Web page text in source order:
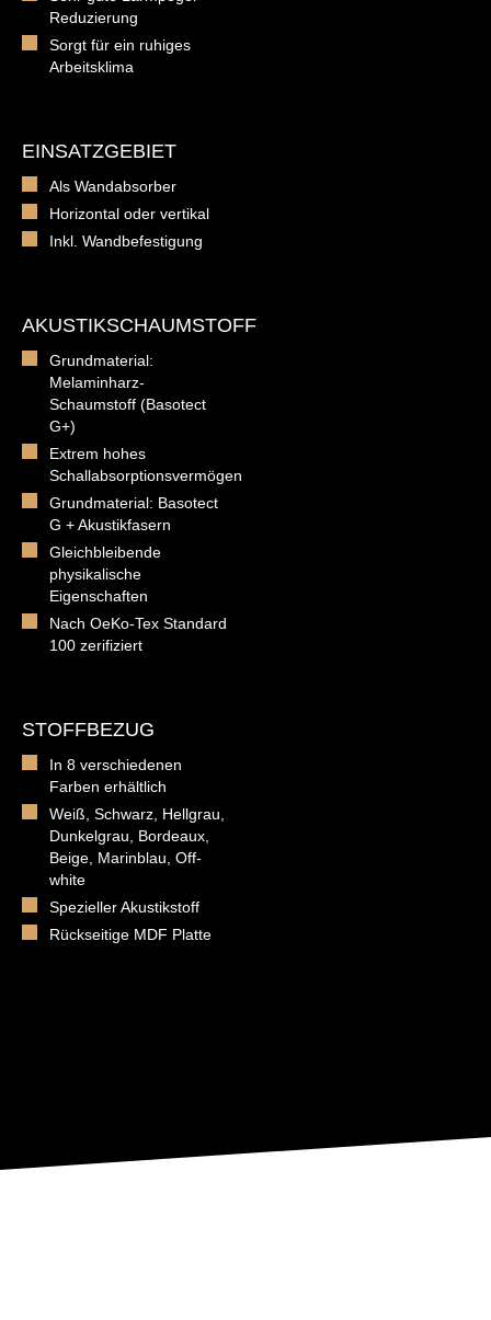
Reduzierung
Sorgt für ein ruhiges
Arbeitsklima
EINSATZGEBIET
Als Wandabsorber
Horizontal oder vertikal
Inkl. Wandbefestigung
AKUSTIKSCHAUMSTOFF
Grundmaterial:
Melaminharz-
Schaumstoff (Basotect
G+)
Extrem hohes
Schallabsorptionsvermögen
Grundmaterial: Basotect
G + Akustikfasern
Gleichbleibende
physikalische
Eigenschaften
Nach OeKo-Tex Standard
100 zerifiziert
STOFFBEZUG
In 8 verschiedenen
Farben erhältlich
Weiß, Schwarz, Hellgrau,
Dunkelgrau, Bordeaux,
Beige, Marinblau, Off-
white
Spezieller Akustikstoff
Rückseitige MDF Platte